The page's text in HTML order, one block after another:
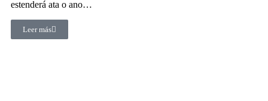
estenderá ata o ano…
Leer más